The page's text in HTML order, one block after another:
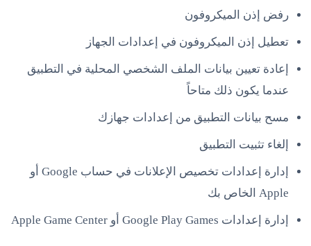
رفض إذن الميكروفون
تعطيل إذن الميكروفون في إعدادات الجهاز
إعادة تعيين بيانات الملف الشخصي المحلية في التطبيق
عندما يكون ذلك متاحاً
مسح بيانات التطبيق من إعدادات جهازك
إلغاء تثبيت التطبيق
إدارة إعدادات تخصيص الإعلانات في حساب Google أو
Apple الخاص بك
إدارة إعدادات Google Play Games أو Apple Game Center